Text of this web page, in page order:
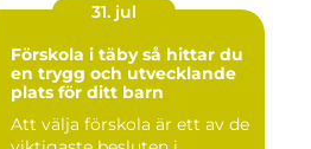
31. jul
Förskola i täby så hittar du
en trygg och utvecklande
plats för ditt barn
Att välja förskola är ett av de